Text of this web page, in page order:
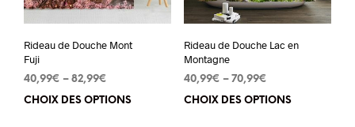
Rideau de Douche Mont
Fuji
40,99€ – 82,99€
CHOIX DES OPTIONS
Ce
Rideau de Douche Lac en
Montagne
40,99€ – 70,99€
CHOIX DES OPTIONS